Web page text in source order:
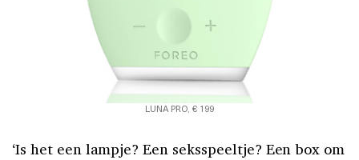
LUNA PRO, € 199
‘Is het een lampje? Een seksspeeltje? Een box om